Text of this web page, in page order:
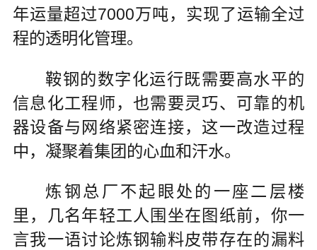
年运量超过7000万吨，实现了运输全过
程的透明化管理。
鞍钢的数字化运行既需要高水平的
信息化工程师，也需要灵巧、可靠的机
器设备与网络紧密连接，这一改造过程
中，凝聚着集团的心血和汗水。
炼钢总厂不起眼处的一座二层楼
里，几名年轻工人围坐在图纸前，你一
言我一语讨论炼钢输料皮带存在的漏料